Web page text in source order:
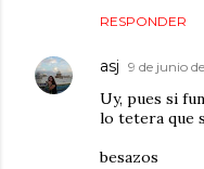
RESPONDER
asj 9 de junio
Uy, pues si
lo tetera que
besazos